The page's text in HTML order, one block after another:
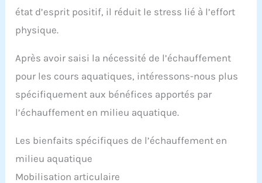
état d’esprit positif, il réduit le stress lié à l’effort
physique.
Après avoir saisi la nécessité de l’échauffement
pour les cours aquatiques, intéressons-nous plus
spécifiquement aux bénéfices apportés par
l’échauffement en milieu aquatique.
Les bienfaits spécifiques de l’échauffement en
milieu aquatique
Mobilisation articulaire